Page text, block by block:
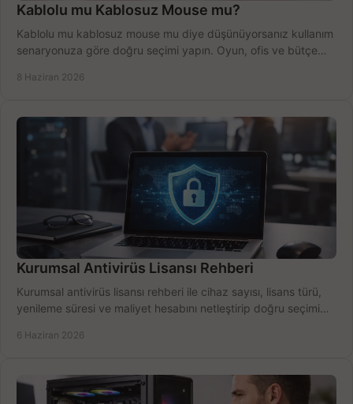
Kablolu mu Kablosuz Mouse mu?
Kablolu mu kablosuz mouse mu diye düşünüyorsanız kullanım
senaryonuza göre doğru seçimi yapın. Oyun, ofis ve bütçe
8 Haziran 2026
Kurumsal Antivirüs Lisansı Rehberi
Kurumsal antivirüs lisansı rehberi ile cihaz sayısı, lisans türü,
yenileme süresi ve maliyet hesabını netleştirip doğru seçimi
6 Haziran 2026